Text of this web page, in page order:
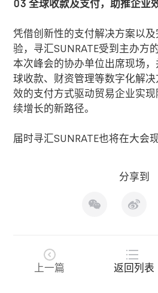
03全球收款及支付，助推企业
凭借创新性的支付解决方案以
验，寻汇SUNRATE受到主办方
本次峰会的协办单位出席现场
球收款、财资管理等数字化解
效的支付方式驱动贸易企业实
续增长的新路径。
届时寻汇SUNRATE也将在大会
分享到
上一篇 返回列表